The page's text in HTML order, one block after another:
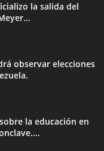
la salida del
observar elecciones
la educación en